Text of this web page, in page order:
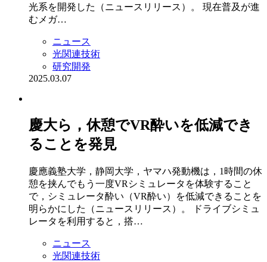
光系を開発した（ニュースリリース）。 現在普及が進
むメガ…
ニュース
光関連技術
研究開発
2025.03.07
慶大ら，休憩でVR酔いを低減でき
ることを発見
慶應義塾大学，静岡大学，ヤマハ発動機は，1時間の休
憩を挟んでもう一度VRシミュレータを体験すること
で，シミュレータ酔い（VR酔い）を低減できることを
明らかにした（ニュースリリース）。 ドライブシミュ
レータを利用すると，搭…
ニュース
光関連技術